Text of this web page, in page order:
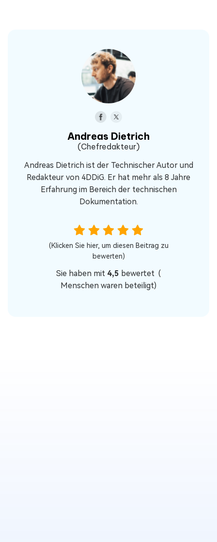
Andreas Dietrich
(Chefredakteur)
Andreas Dietrich ist der Technischer Autor und
Redakteur von 4DDiG. Er hat mehr als 8 Jahre
Erfahrung im Bereich der technischen
Dokumentation.
(Klicken Sie hier, um diesen Beitrag zu
bewerten)
Sie haben mit 4,5 bewertet (
Menschen waren beteiligt)